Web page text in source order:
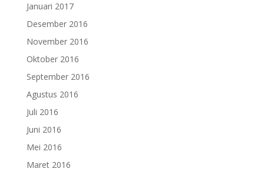
Januari 2017
Desember 2016
November 2016
Oktober 2016
September 2016
Agustus 2016
Juli 2016
Juni 2016
Mei 2016
Maret 2016